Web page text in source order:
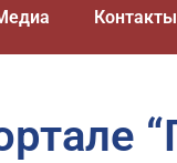
Контакты